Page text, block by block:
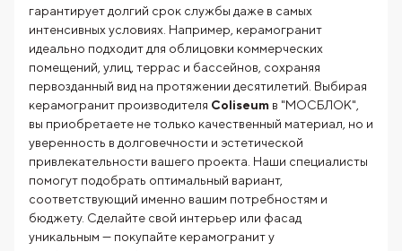
гарантирует долгий срок службы даже в самых
интенсивных условиях. Например, керамогранит
идеально подходит для облицовки коммерческих
помещений, улиц, террас и бассейнов, сохраняя
первозданный вид на протяжении десятилетий. Выбирая
керамогранит производителя Coliseum в "МОСБЛОК",
вы приобретаете не только качественный материал, но и
уверенность в долговечности и эстетической
привлекательности вашего проекта. Наши специалисты
помогут подобрать оптимальный вариант,
соответствующий именно вашим потребностям и
бюджету. Сделайте свой интерьер или фасад
уникальным — покупайте керамогранит у